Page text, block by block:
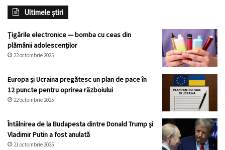
Ultimele știri
Țigările electronice — bomba cu ceas din
plămânii adolescenților
22 octombrie 2025
Europa și Ucraina pregătesc un plan de pace în
12 puncte pentru oprirea războiului
22 octombrie 2025
Întâlnirea de la Budapesta dintre Donald Trump și
Vladimir Putin a fost anulată
21 octombrie 2025